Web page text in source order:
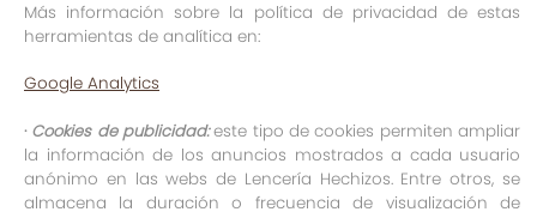
Más información sobre la política de privacidad de estas
herramientas de analítica en:
Google Analytics
· Cookies de publicidad:este tipo de cookies permiten ampliar
la información de los anuncios mostrados a cada usuario
anónimo en las webs de Lencería Hechizos. Entre otros, se
almacena la duración o frecuencia de visualización de